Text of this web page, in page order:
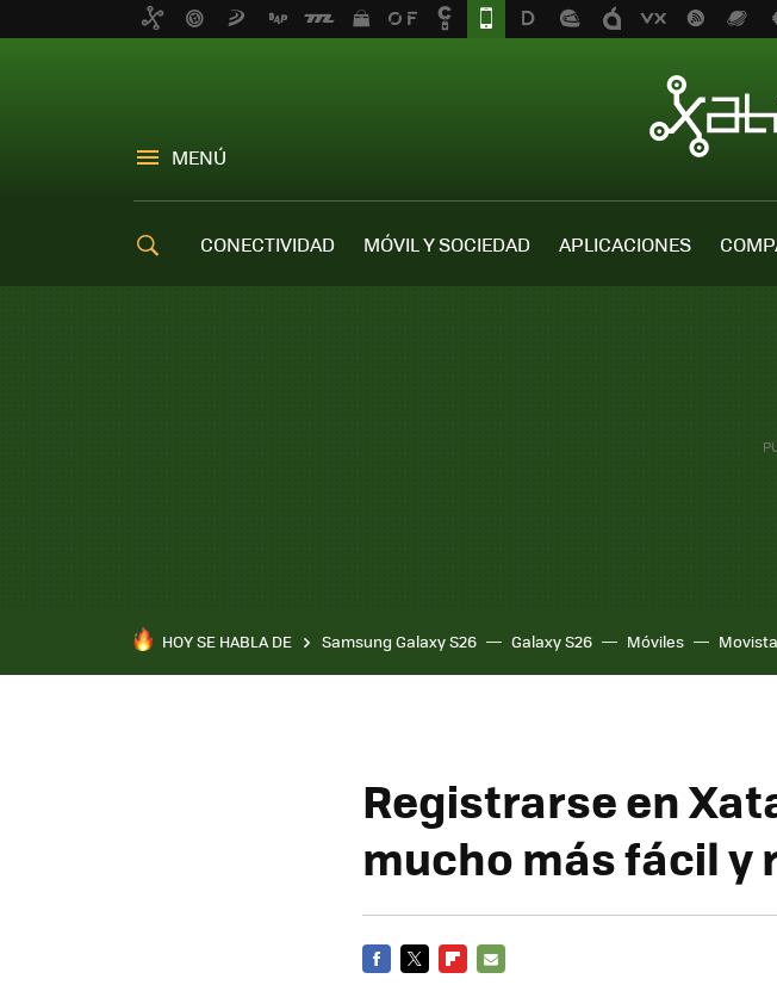
MENÚ
CONECTIVIDAD MÓVIL Y SOCIEDAD APLICACIONES
HOY SE HABLA DE Samsung Galaxy S26 Galaxy S26 Móviles
Registrarse en
mucho más fácil y